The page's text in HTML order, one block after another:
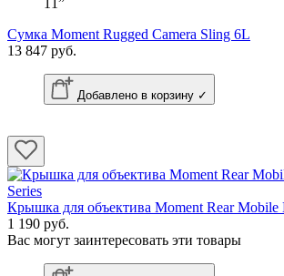
Сумка Moment Rugged Camera Sling 6L
13 847 руб.
Добавлено в корзину ✓
Крышка для объектива Moment Rear Mobile
1 190 руб.
Вас могут заинтересовать эти товары